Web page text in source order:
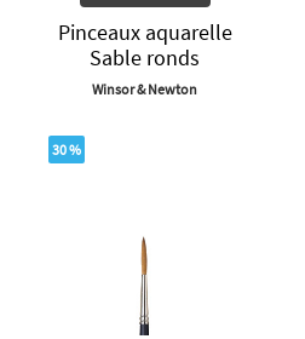
Pinceaux aquarelle
Sable ronds
Winsor & Newton
30 %